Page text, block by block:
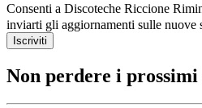
Consenti a Discoteche Riccione
inviarti gli aggiornamenti sulle nuove
Iscriviti
Non perdere i prossimi